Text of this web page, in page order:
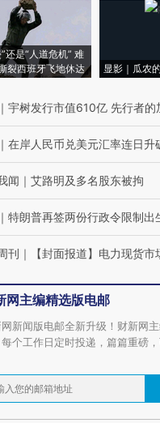
还是“人道危机” 难
裂西班牙飞地休达
显影｜瓜农
｜ 宇树发行市值610亿 先行者的
｜ 在岸人民币兑美元汇率连日升
闻 ｜ 艾路明及多名股东被拘
｜ 特朗普再签两份行政令限制出
刊 ｜ 【封面报道】电力现货
网主编精选版电邮
新闻版电邮全新升级！财新网
个工作日定时投递，篇篇重磅